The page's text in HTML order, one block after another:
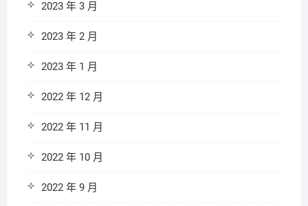
2023 年 3 月
2023 年 2 月
2023 年 1 月
2022 年 12 月
2022 年 11 月
2022 年 10 月
2022 年 9 月